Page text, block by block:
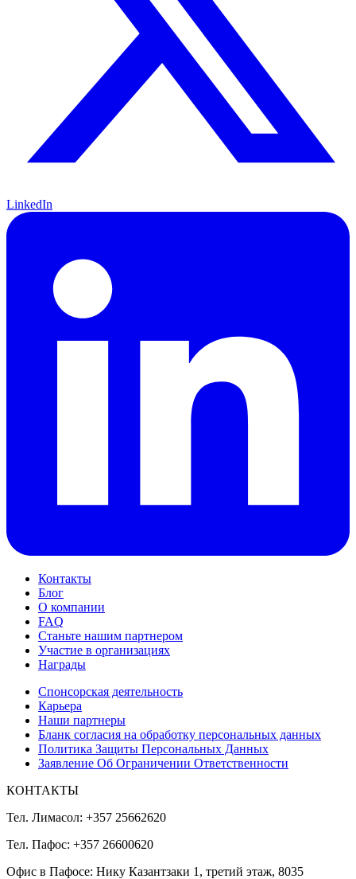
LinkedIn
Контакты
Блог
О компании
FAQ
Станьте нашим партнером
Участие в организациях
Награды
Спонсорская деятельность
Карьера
Наши партнеры
Бланк согласия на обработку персональных данных
Политика Защиты Персональных Данных
Заявление Об Ограничении Ответственности
КОНТАКТЫ
Тел. Лимасол: +357 25662620
Тел. Пафос: +357 26600620
Офис в Пафосе: Нику Казантзаки 1, третий этаж, 8035